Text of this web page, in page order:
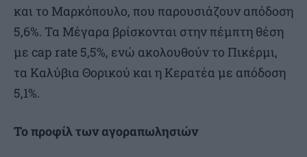
και το Μαρκόπουλο, που παρουσιάζουν απόδοση
5,6%. Τα Μέγαρα βρίσκονται στην πέμπτη θέση
με cap rate 5,5%, ενώ ακολουθούν το Πικέρμι,
τα Καλύβια Θορικού και η Κερατέα με απόδοση
5,1%.
Το προφίλ των αγοραπωλησιών